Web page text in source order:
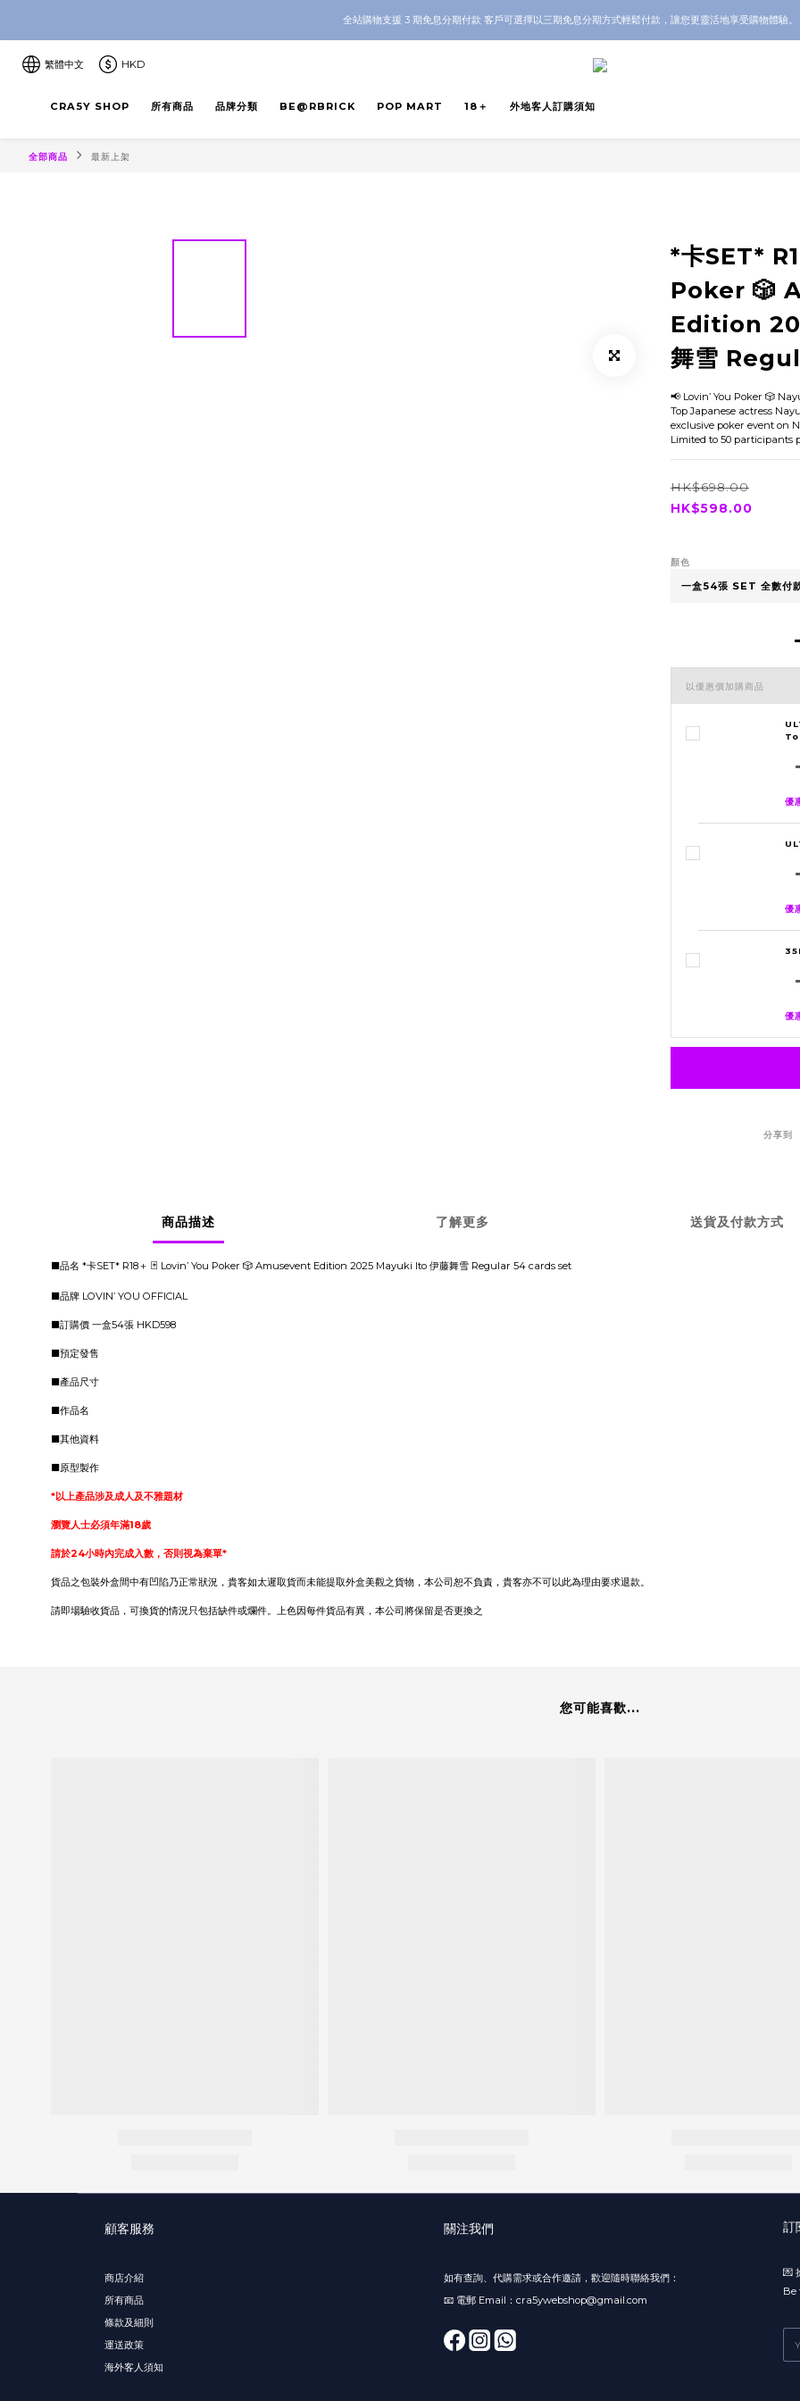
CRA5Y SHOP 全店 100% 正品保證｜支持香港本地 + 海外寄送｜💬 有任何問題？歡迎 WhatsApp 聯絡我
全站購物支援 3 期免息分期付款 客戶可選擇以三期免息分期方式輕鬆付款，讓您更靈活地享受購物體驗
CRA5Y SHOP 全店 100% 正品保證｜支持香港本地 + 海外寄送｜💬 有任何問題？歡迎 WhatsApp 聯絡我
繁體中文 HKD
CRA5Y SHOP 所有商品 品牌分類 BE@RBRICK POP MART 18＋ 外地客人訂購須知
全部商品 最新上架
*卡SET*
Poker 🎲
Edition
舞雪
📢 Lovin’ You Poker 🎲
Top Japanese actress
exclusive poker event on
Limited to 50 participants
HK$698.00
HK$598.00
顏色
以優惠價加購商品
優
優
優
分享到
商品描述 了解更多 送貨及付款方式
■品名 *卡SET* R18＋ 🃏 Lovin’ You Poker 🎲 Amusevent Edition 2025 Mayuki Ito 伊藤舞雪 Regular 54 cards set
■品牌 LOVIN’ YOU OFFICIAL
■訂購價 一盒54張 HKD598
■預定發售
■產品尺寸
■作品名
■其他資料
■原型製作
*以上產品涉及成人及不雅題材
瀏覽人士必須年滿18歲
請於24小時內完成入數，否則視為棄單*
貨品之包裝外盒間中有凹陷乃正常狀況，貴客如太遲取貨而未能提取外盒美觀之貨物，本公司恕不負責，貴客亦不可以此為理由要求退款。
請即場驗收貨品，可換貨的情況只包括缺件或爛件。上色因每件貨品有異，本公司將保留是否更換之
您可能喜歡...
顧客服務
商店介紹
所有商品
條款及細則
運送政策
海外客人須知
關注我們
如有查詢、代購需求或合作邀請，歡迎隨時聯絡我們：
📧 電郵 Email：cra5ywebshop@gmail.com
訂
💌
Be